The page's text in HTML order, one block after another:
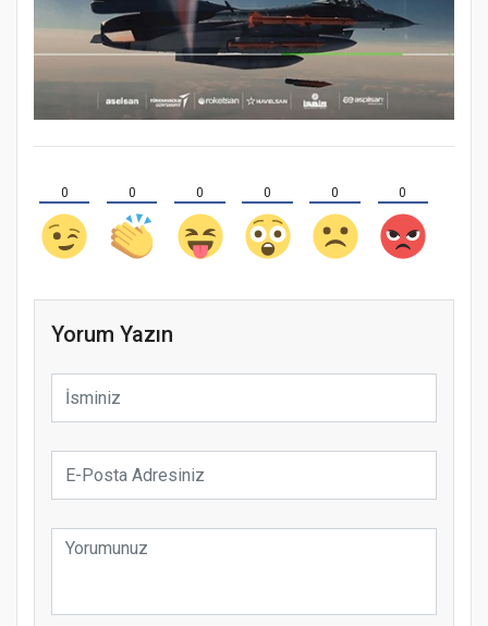
0 0 0 0 0 0
Yorum Yazın